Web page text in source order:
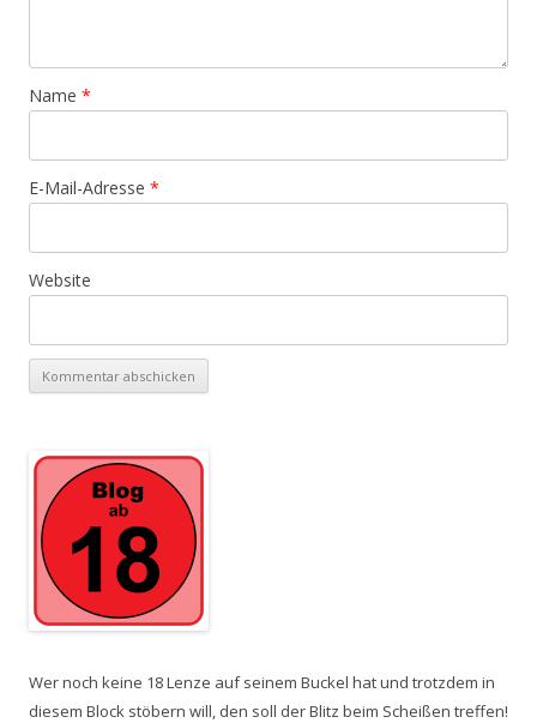
Name *
E-Mail-Adresse *
Website
Wer noch keine 18 Lenze auf seinem Buckel hat und trotzdem in
diesem Block stöbern will, den soll der Blitz beim Scheißen treffen!